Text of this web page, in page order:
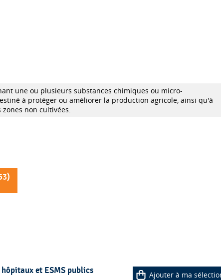
une ou plusieurs substances chimiques ou micro-
à protéger ou améliorer la production agricole, ainsi qu'à
non cultivées.
)
et ESMS publics
Ajouter à ma